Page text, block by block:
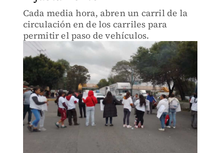
Cada media hora, abren un carril de la
circulación en de los carriles para
permitir el paso de vehículos.